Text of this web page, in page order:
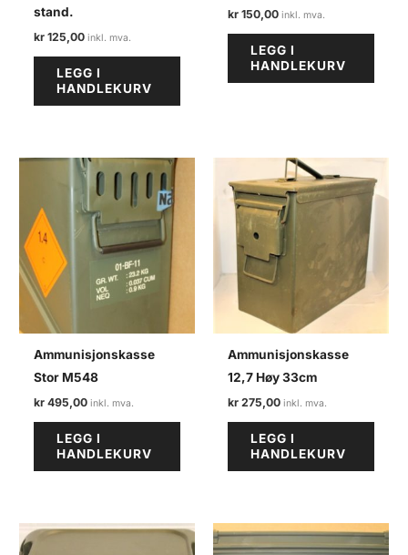
stand.
kr 125,00
LEGG I
HANDLEKURV
kr 150,00
LEGG I
HANDLEKURV
Ammunisjonskasse
Stor M548
kr 495,00
LEGG I
HANDLEKURV
Ammunisjonskasse
12,7 Høy 33cm
kr 275,00
LEGG I
HANDLEKURV